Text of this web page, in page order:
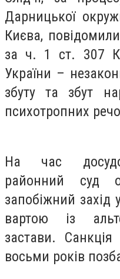
Дарницької
Києва,
за ч. 1 ст. 307
України –
збуту та збут
психотропних
На час
районний суд
запобіжний захід
вартою із
застави.
восьми років